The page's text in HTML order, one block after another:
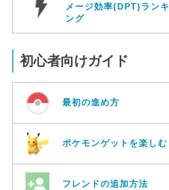
メージ効率(DPT)ランキ
ング
初心者向けガイド
最初の進め方
ポケモンゲットを楽しむ
フレンドの追加方法